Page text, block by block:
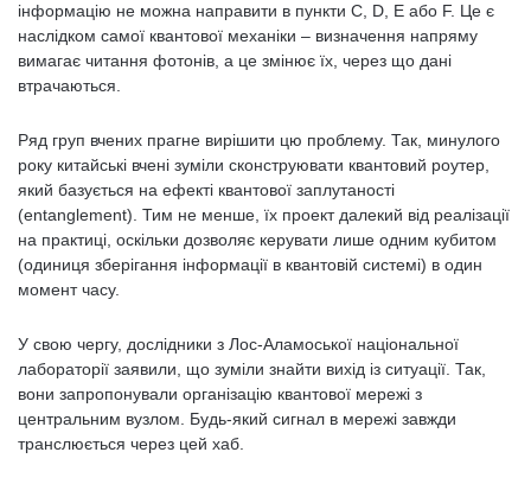
інформацію не можна направити в пункти C, D, E або F. Це є
наслідком самої квантової механіки – визначення напряму
вимагає читання фотонів, а це змінює їх, через що дані
втрачаються.
Ряд груп вчених прагне вирішити цю проблему. Так, минулого
року китайські вчені зуміли сконструювати квантовий роутер,
який базується на ефекті квантової заплутаності
(entanglement). Тим не менше, їх проект далекий від реалізації
на практиці, оскільки дозволяє керувати лише одним кубитом
(одиниця зберігання інформації в квантовій системі) в один
момент часу.
У свою чергу, дослідники з Лос-Аламоської національної
лабораторії заявили, що зуміли знайти вихід із ситуації. Так,
вони запропонували організацію квантової мережі з
центральним вузлом. Будь-який сигнал в мережі завжди
транслюється через цей хаб.